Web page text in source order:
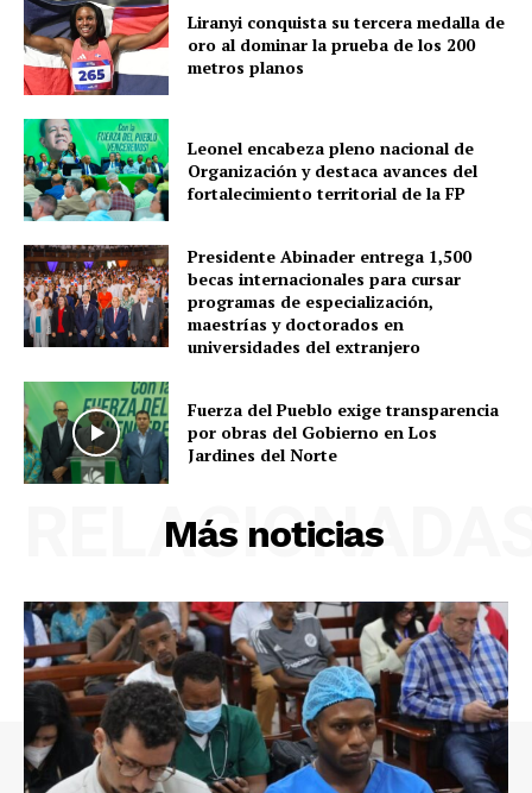
Liranyi conquista su tercera medalla de
oro al dominar la prueba de los 200
metros planos
Leonel encabeza pleno nacional de
Organización y destaca avances del
fortalecimiento territorial de la FP
Presidente Abinader entrega 1,500
becas internacionales para cursar
programas de especialización,
maestrías y doctorados en
universidades del extranjero
Fuerza del Pueblo exige transparencia
por obras del Gobierno en Los
Jardines del Norte
Más noticias